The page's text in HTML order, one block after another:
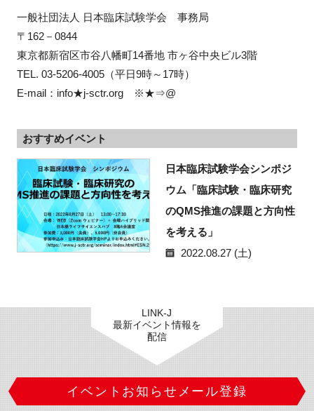
一般社団法人 日本臨床試験学会　事務局
〒162－0844
東京都新宿区市谷八幡町14番地 市ヶ谷中央ビル3階
TEL. 03-5206-4005（平日9時～17時）
E-mail：info★j-sctr.org　※★⇒@
おすすめイベント
日本臨床試験学会シンポジ
ウム「臨床試験・臨床研究
のQMS推進の課題と方向性
を考える」
2022.08.27 (土)
LINK-J
最新イベント情報を
配信
イベントお知らせメール登録